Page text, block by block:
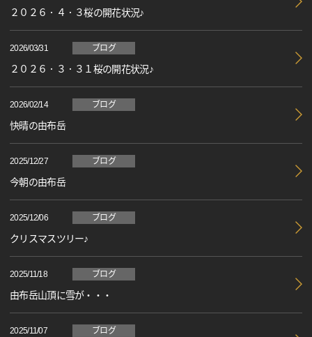
２０２６．４．３桜の開花状況♪
2026/03/31 ブログ
２０２６．３．３１桜の開花状況♪
2026/02/14 ブログ
快晴の由布岳
2025/12/27 ブログ
今朝の由布岳
2025/12/06 ブログ
クリスマスツリー♪
2025/11/18 ブログ
由布岳山頂に雪が・・・
2025/11/07 ブログ